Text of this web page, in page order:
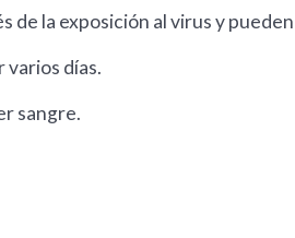
de la exposición al virus y
días.
sangre.